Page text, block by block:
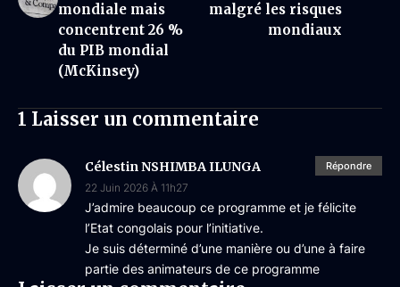
mondiale mais
concentrent 26 %
du PIB mondial
(McKinsey)
malgré les risques
mondiaux
1 Laisser un commentaire
Célestin NSHIMBA ILUNGA
22 Juin 2026 À 11h27
J’admire beaucoup ce programme et je félicite
l’Etat congolais pour l’initiative.
Je suis déterminé d’une manière ou d’une à faire
partie des animateurs de ce programme
Répondre